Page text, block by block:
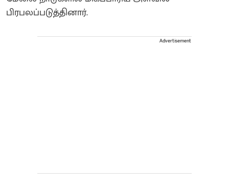
பிரபலப்படுத்தினார்.
Advertisement